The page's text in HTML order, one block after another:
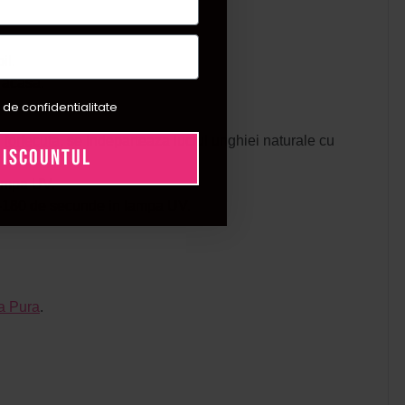
, se indeparteaza luciul unghiei naturale cu
UV.
de secunde in lampa UV.
Pura.
de confidentialitate